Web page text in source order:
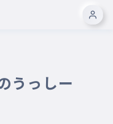
うっしー